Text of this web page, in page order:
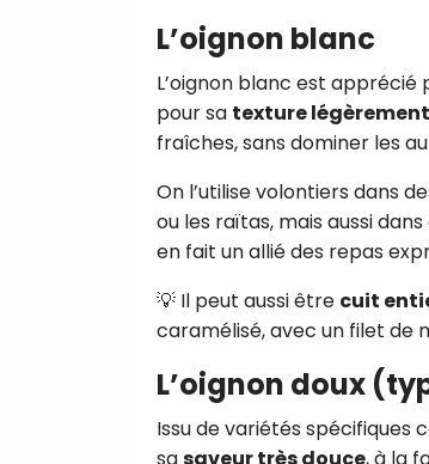
L’oignon blanc
L’oignon blanc est apprécié
pour sa texture
fraîches, sans dominer les
On l’utilise volontiers dans
ou les raïtas, mais aussi dans
en fait un allié des repas
💡 Il peut aussi être cuit
caramélisé, avec un filet de
L’oignon doux
Issu de variétés spécifiques
sasaveur très douce, à la